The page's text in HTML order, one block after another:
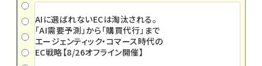
AIに選ばれないECは淘汰される。
「AI需要予測」から「購買代行」まで
エージェンティック・コマース時代の
EC戦略【8/26オフライン開催】